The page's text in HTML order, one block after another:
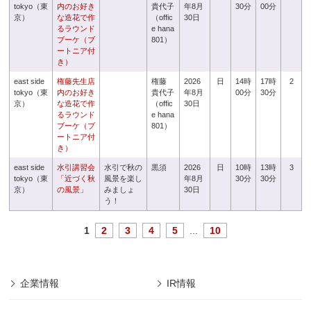
tokyo（東
京）
内のお好き
な造花で作
るラウンド
ブーケ（ブ
ートニア付
き）
貴代子
（offic
e hana
801）
年8月
30日
30分
00分
east side
tokyo（東
京）
権藤先生店
内のお好き
な造花で作
るラウンド
ブーケ（ブ
ートニア付
き）
権藤
貴代子
（offic
e hana
801）
2026
年8月
30日
日
14時
00分
17時
30分
2
east side
tokyo（東
京）
水引講習会
「近づく秋
の風景」
水引で秋の
風景を楽し
みましょ
う！
黒須
2026
年8月
30日
日
10時
30分
13時
30分
3
1 2 3 4 5 10
企業情報 IR情報